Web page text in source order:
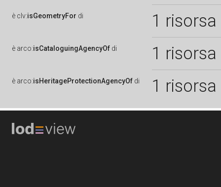
è clv:isGeometryFor di 1 risorsa
è arco:isCataloguingAgencyOf di 1 risorsa
è arco:isHeritageProtectionAgencyOf di 1 risorsa